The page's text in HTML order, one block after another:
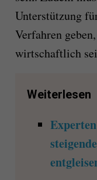
Unterstützung
Verfahren
wirtschaftlich
Weiterlesen